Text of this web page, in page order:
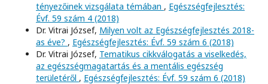
tényezőinek vizsgálata témában , Egészségfejlesztés:
Évf. 59 szám 4 (2018)
Dr. Vitrai József, Milyen volt az Egészségfejlesztés 2018-
as éve? , Egészségfejlesztés: Évf. 59 szám 6 (2018)
Dr. Vitrai József, Tematikus cikkválogatás a viselkedés,
az egészségmagatartás és a mentális egészség
területéről , Egészségfejlesztés: Évf. 59 szám 6 (2018)